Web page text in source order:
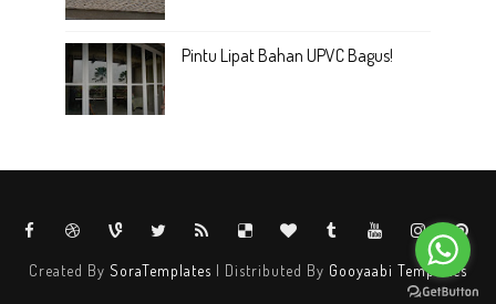
Pintu Lipat Bahan UPVC Bagus!
Created By SoraTemplates | Distributed By Gooyaabi Templates